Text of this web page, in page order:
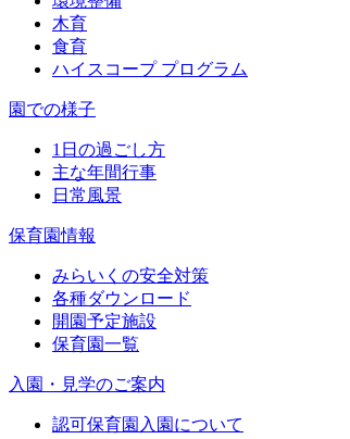
木育
食育
ハイスコープ プログラム
園での様子
1日の過ごし方
主な年間行事
日常風景
保育園情報
みらいくの安全対策
各種ダウンロード
開園予定施設
保育園一覧
入園・見学のご案内
認可保育園入園について